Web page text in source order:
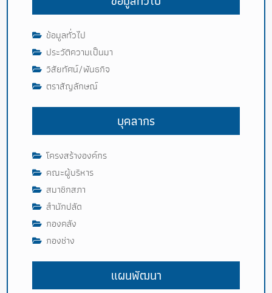
ข้อมูลทั่วไป
ประวัติความเป็นมา
วิสัยทัศน์/พันธกิจ
ตราสัญลักษณ์
บุคลากร
โครงสร้างองค์กร
คณะผู้บริหาร
สมาชิกสภา
สำนักปลัด
กองคลัง
กองช่าง
แผนพัฒนา